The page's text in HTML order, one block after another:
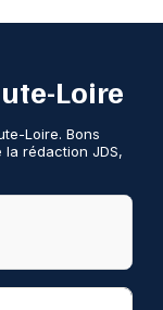
Loire
Loire. Bons
rédaction JDS,